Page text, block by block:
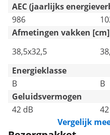
AEC (jaarlijks
986
Afmetingen vakken [cm]
38,5x32,5
Energieklasse
B
B
Geluidsvermogen
42 dB
Vergelijk